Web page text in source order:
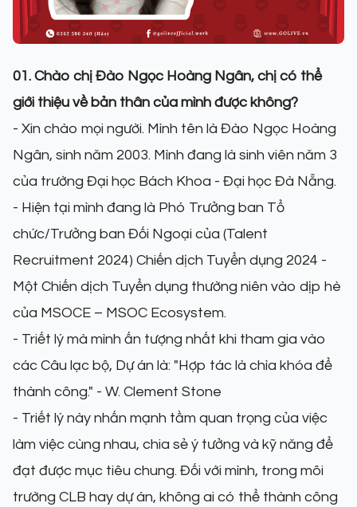
01. Chào chị Đào Ngọc Hoàng Ngân, chị có thể
giới thiệu về bản thân của mình được không?
- Xin chào mọi người. Mình tên là Đào Ngọc Hoàng
Ngân, sinh năm 2003. Mình đang là sinh viên năm 3
của trường Đại học Bách Khoa - Đại học Đà Nẵng.
- Hiện tại mình đang là Phó Trưởng ban Tổ
chức/Trưởng ban Đối Ngoại của (Talent
Recruitment 2024) Chiến dịch Tuyển dụng 2024 -
Một Chiến dịch Tuyển dụng thường niên vào dịp hè
của MSOCE – MSOC Ecosystem.
- Triết lý mà mình ấn tượng nhất khi tham gia vào
các Câu lạc bộ, Dự án là: "Hợp tác là chìa khóa để
thành công." - W. Clement Stone
- Triết lý này nhấn mạnh tầm quan trọng của việc
làm việc cùng nhau, chia sẻ ý tưởng và kỹ năng để
đạt được mục tiêu chung. Đối với mình, trong môi
trường CLB hay dự án, không ai có thể thành công